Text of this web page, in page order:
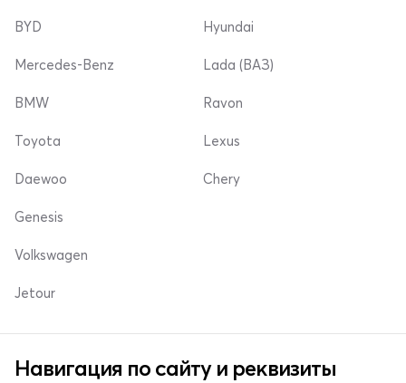
BYD
Mercedes-Benz
Hyundai
Lada (ВАЗ)
BMW
Toyota
Daewoo
Ravon
Lexus
Chery
Genesis
Volkswagen
Jetour
Навигация по сайту и реквизиты